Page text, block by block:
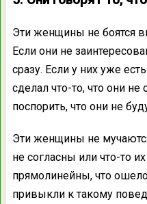
Эти женщины не боятся
Если они не
сразу. Если у них уже
сделал что-то, что они
поспорить, что они не
Эти женщины не
не согласны или что-то
прямолинейны, что
привыкли к такому